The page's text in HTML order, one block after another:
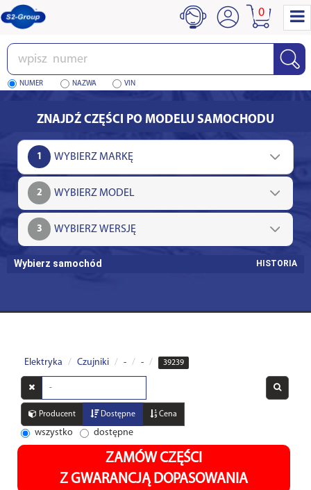
Wpisz
numer
NUMER NAZWA VIN
0
ZNAJDŹ CZĘŚCI PO MODELU SAMOCHODU
1
2
3
Wybierz samochód HISTORIA
Elektryka Czujniki - - 39239
Wyszukaj
w
opisachProducent Dostępne Cena
wszystko dostępne
ZAMÓW CZĘŚCI
Z GWARANCJĄ DOPASOWANIA